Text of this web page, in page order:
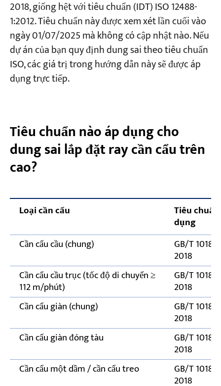
Dự án
Blog
Tin tức
Các ứng dụng
Về chúng tôi
Liên hệ chúng tôi
Kiểm tra 5 — Độ thẳng của ray trong mặt
phẳng thẳng đứng (Mẫu 2000 mm) c
Kiểm tra 6 — Chênh lệch độ cao giữa hai
đường ray đối diện E
Kiểm tra 7 — Điểm dừng cuối / Song song
Kiểm tra 9 — Độ nghiêng đường ray G
Kiểm tra 10 — Độ lệch giữa tâm đường ray và
tâm mạng K
được đề xuất
Hậu quả của các điều kiện vượt quá giới hạn
cho phép
2018, giống hệt với tiêu chuẩn (IDT) ISO 12488-
1:2012. Tiêu chuẩn này được xem xét lần cuối vào
ngày 01/07/2025 mà không có cập nhật nào. Nếu
dự án của bạn quy định dung sai theo tiêu chuẩn
ISO, các giá trị trong hướng dẫn này sẽ được áp
dụng trực tiếp.
Tiêu chuẩn nào áp dụng cho
dung sai lắp đặt ray cần cẩu trên
cao?
Loại cần cẩu Tiêu
dụng
Cần cẩu cầu (chung)
GB/T
2018
Cần cẩu cầu trục (tốc độ di chuyển ≥
112 m/phút)
GB/T
2018
Cần cẩu giàn (chung)
GB/T
2018
Cần cẩu giàn đóng tàu
GB/T
2018
Cần cẩu một dầm / cần cẩu treo
GB/T
2018